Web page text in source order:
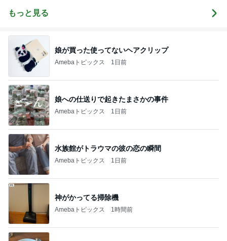
もっと見る
娘が買った使ってないヘアクリップ
Amebaトピックス 1日前
娘への仕送りで起きたまさかの事件
Amebaトピックス 1日前
水族館がトラウマの彼の恋の瞬間
Amebaトピックス 1日前
神がかってる掃除機
Amebaトピックス 1時間前